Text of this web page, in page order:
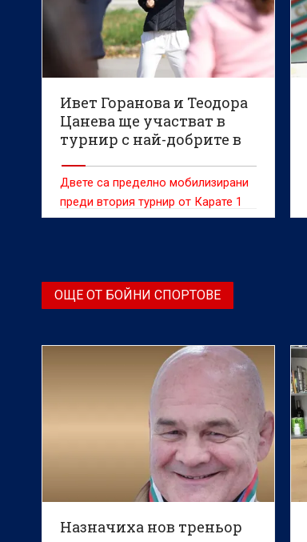
Ивет Горанова и Теодора
Цанева ще участват в
турнир с най-добрите в
Двете са пределно мобилизирани
преди втория турнир от Карате 1
Premier League за годината
ОЩЕ ОТ БОЙНИ СПОРТОВЕ
Назначиха нов треньор